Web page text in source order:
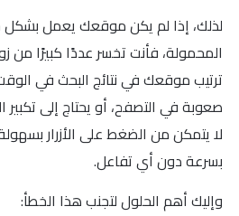
لذلك، إذا لم يكن موقعك يعمل بشكل
المحمولة، فأنت تخسر عددًا كبيرًا من
ترتيب موقعك في نتائج البحث في
صعوبة في التصفح، أو يحتاج إلى
لا يتمكن من الضغط على الأزرار
بسرعة دون أي تفاعل.
وإليك أهم الحلول لتجنب هذا الخطأ: